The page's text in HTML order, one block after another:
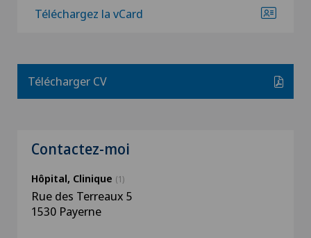
Téléchargez la vCard
Télécharger CV
Contactez-moi
Hôpital, Clinique (1)
Rue des Terreaux 5
1530 Payerne